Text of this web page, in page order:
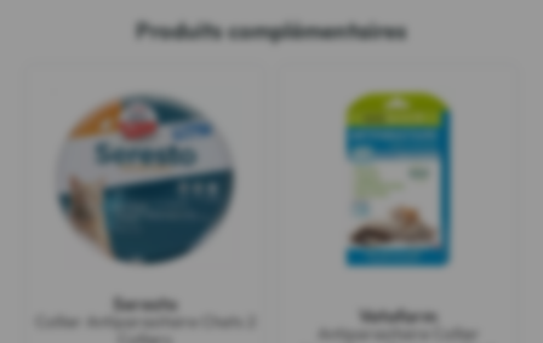
Produits complémentaires
Seresto
Collier Antiparasitaire Chats 2
Vetoform
Antiparasitaire Collier